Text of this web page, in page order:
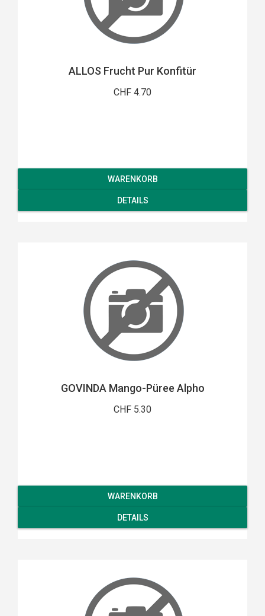
ALLOS Frucht Pur Konfitür
CHF 4.70
WARENKORB
DETAILS
GOVINDA Mango-Püree Alpho
CHF 5.30
WARENKORB
DETAILS